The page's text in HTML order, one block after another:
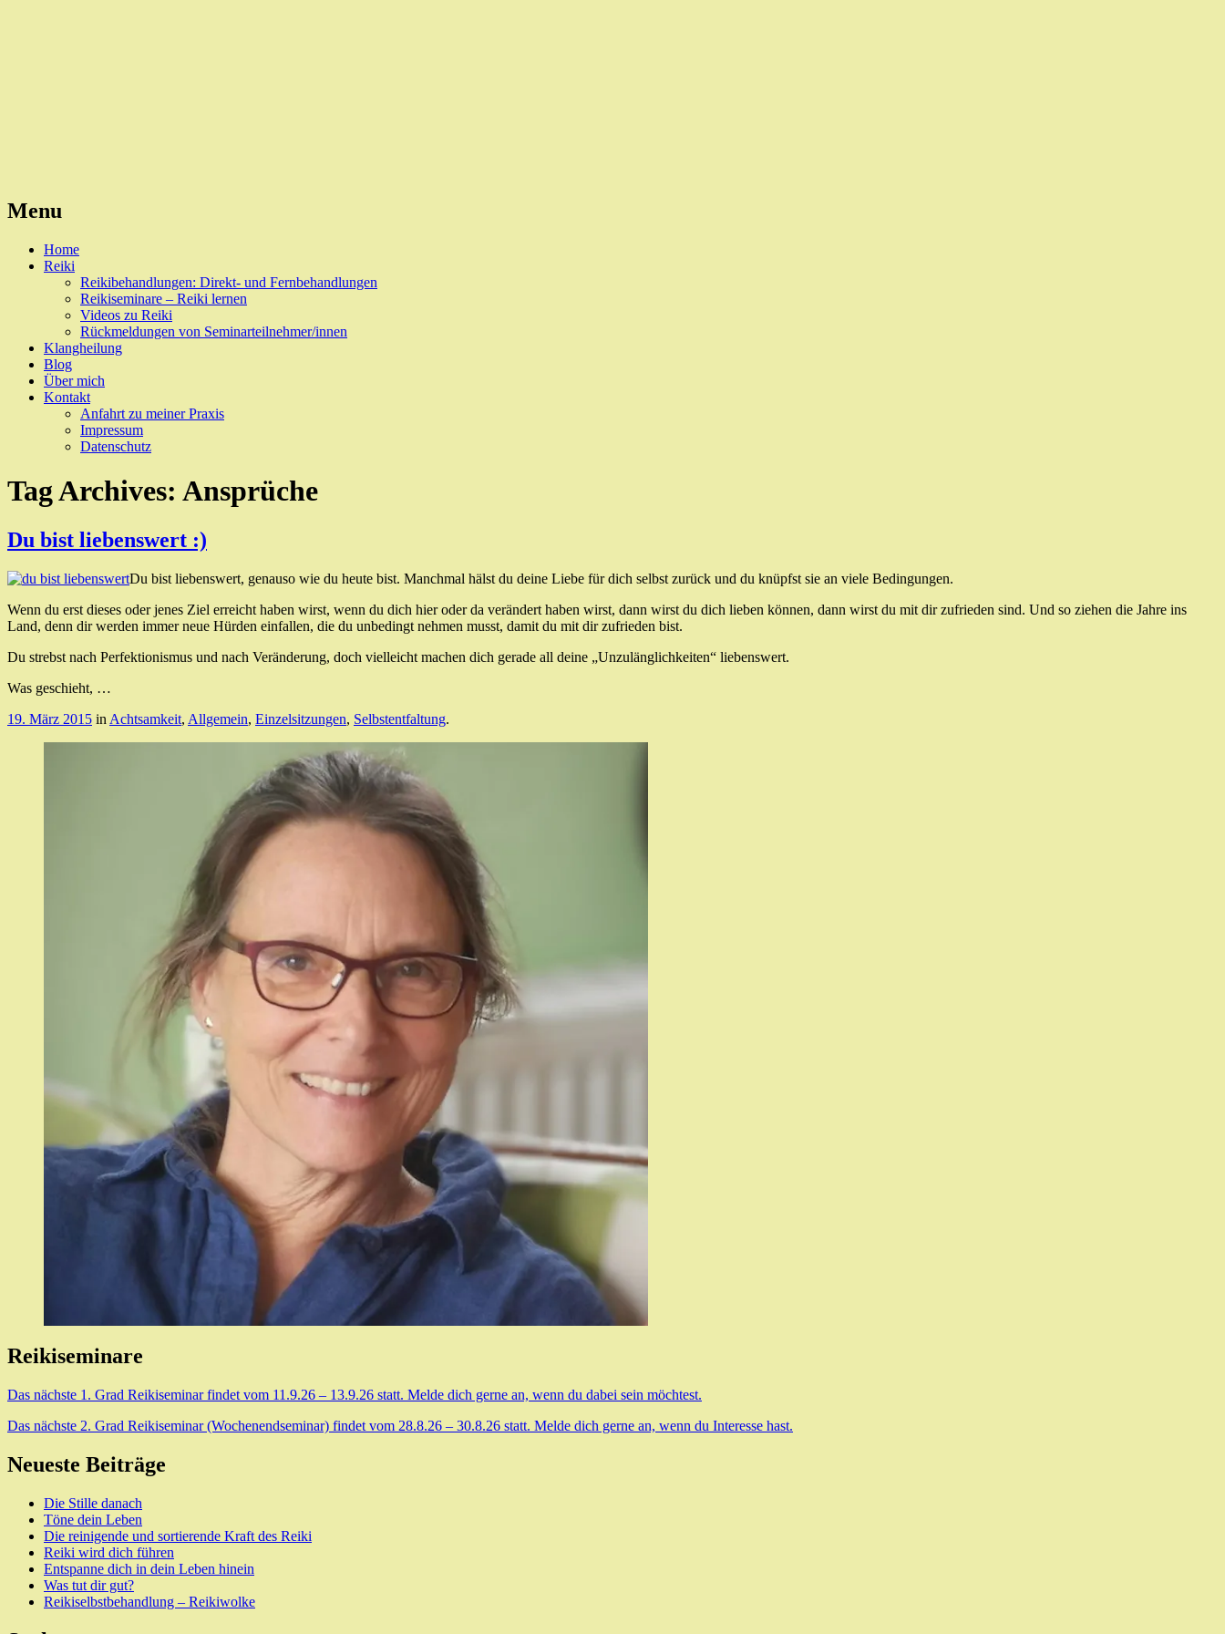
Menu
Skip
Home
Reiki
Reikibehandlungen: Direkt- und Fernbehandlungen
Reikiseminare – Reiki lernen
Videos zu Reiki
Rückmeldungen von Seminarteilnehmer/innen
Klangheilung
Blog
Über mich
Kontakt
Anfahrt zu meiner Praxis
Impressum
Datenschutz
Tag Archives: Ansprüche
Du bist liebenswert :)
Du bist liebenswert, genauso wie du heute bist. Manchmal hälst du deine Liebe für dich selbst zurück und du knüpfst sie an viele Bedingungen.
Wenn du erst dieses oder jenes Ziel erreicht haben wirst, wenn du dich hier oder da verändert haben wirst, dann wirst du dich lieben können, dann wirst du mit dir zufrieden sind. Und so ziehen die Jahre ins
Land, denn dir werden immer neue Hürden einfallen, die du unbedingt nehmen musst, damit du mit dir zufrieden bist.
Du strebst nach Perfektionismus und nach Veränderung, doch vielleicht machen dich gerade all deine „Unzulänglichkeiten“ liebenswert.
Was geschieht, …
19. März 2015 in Achtsamkeit, Allgemein, Einzelsitzungen, Selbstentfaltung.
Reikiseminare
Das nächste 1. Grad Reikiseminar findet vom 11.9.26 – 13.9.26 statt. Melde dich gerne an, wenn du dabei sein möchtest.
Das nächste 2. Grad Reikiseminar (Wochenendseminar) findet vom 28.8.26 – 30.8.26 statt. Melde dich gerne an, wenn du Interesse hast.
Neueste Beiträge
Die Stille danach
Töne dein Leben
Die reinigende und sortierende Kraft des Reiki
Reiki wird dich führen
Entspanne dich in dein Leben hinein
Was tut dir gut?
Reikiselbstbehandlung – Reikiwolke